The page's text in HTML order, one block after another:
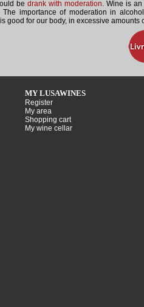
be drank with moderation. Wine is
The importance of moderation in
good for our body, in excessive amounts
MY LUSAWINES
Register
My area
Shopping cart
My wine cellar